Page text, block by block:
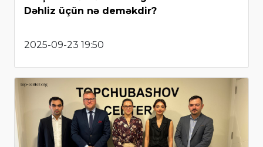
Dəhliz üçün nə deməkdir?
2025-09-23 19:50